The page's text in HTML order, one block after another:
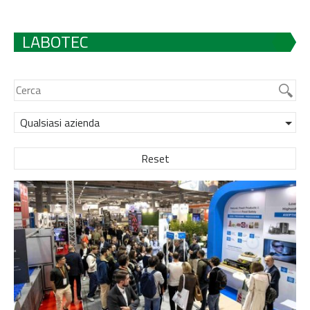
LABOTEC
Qualsiasi azienda
Reset